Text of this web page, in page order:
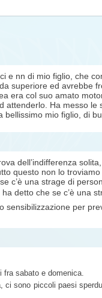
nn di mio figlio, che
superiore ed avrebbe
era col suo amato
Ha messo le
mio figlio, di
dell’indifferenza
questo non lo
c’è una strage di
che se c’è una
per
fra sabato e domenica.
sono piccoli paesi